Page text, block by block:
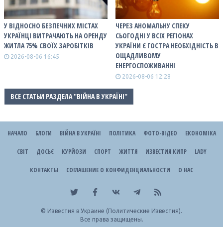
У ВІДНОСНО БЕЗПЕЧНИХ МІСТАХ
УКРАЇНЦІ ВИТРАЧАЮТЬ НА ОРЕНДУ
ЖИТЛА 75% СВОЇХ ЗАРОБІТКІВ
2026-08-06 16:45
ЧЕРЕЗ АНОМАЛЬНУ СПЕКУ
СЬОГОДНІ У ВСІХ РЕГІОНАХ
УКРАЇНИ Є ГОСТРА НЕОБХІДНІСТЬ В
ОЩАДЛИВОМУ
ЕНЕРГОСПОЖИВАННІ
2026-08-06 12:28
ВСЕ СТАТЬИ РАЗДЕЛА "ВІЙНА В УКРАЇНІ"
НАЧАЛО БЛОГИ ВІЙНА В УКРАЇНІ ПОЛІТИКА ФОТО-ВІДЕО ЕКОНОМІКА
СВІТ ДОСЬЄ КУРЙОЗИ СПОРТ ЖИТТЯ ИЗВЕСТИЯ КИПР LADY
КОНТАКТЫ СОГЛАШЕНИЕ О КОНФИДЕНЦИАЛЬНОСТИ О НАС
© Известия в Украине (Политические Известия).
Все права защищены.